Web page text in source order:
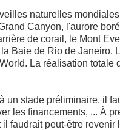
naturelles
Canyon, l'aurore
de corail, le Mont
Baie de Rio de Janeiro.
La réalisation totale
un stade préliminaire, il
les financements, ... À
faudrait peut-être revenir